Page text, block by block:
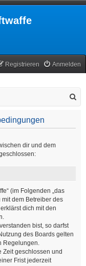
Anmelden
Registrieren
dir und dem
(im Folgenden „das
mit dem Betreiber des
dich mit den
bist, so darfst
des Boards gelten
Regelungen.
Zeit geschlossen und
Frist jederzeit